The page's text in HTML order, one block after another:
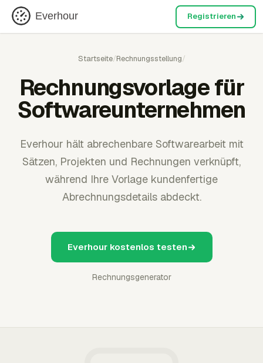
Everhour Registrieren
Startseite/Rechnungsstellung/
Rechnungsvorlage für
Softwareunternehmen
Everhour hält abrechenbare Softwarearbeit mit
Sätzen, Projekten und Rechnungen verknüpft,
während Ihre Vorlage kundenfertige
Abrechnungsdetails abdeckt.
Everhour kostenlos testen
Rechnungsgenerator